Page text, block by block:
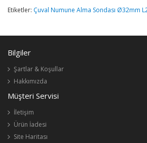
Etiketler: Çuval Numune Alma Sondası Ø32mm
Bilgiler
Şartlar & Koşullar
Hakkımızda
Müşteri Servisi
İletişim
Ürün İadesi
Site Haritası